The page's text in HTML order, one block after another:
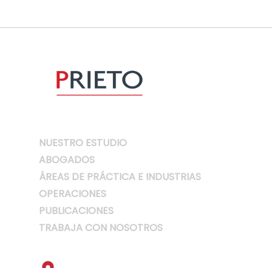
NUESTRO ESTUDIO
ABOGADOS
ÁREAS DE PRÁCTICA E INDUSTRIAS
OPERACIONES
PUBLICACIONES
TRABAJA CON NOSOTROS